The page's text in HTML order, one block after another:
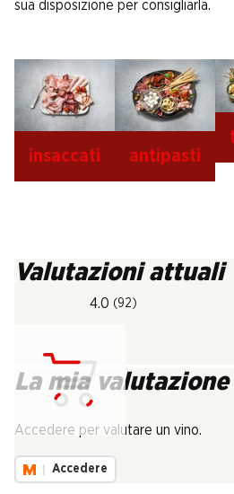
sua disposizione per consigliarla.
insaccati antipasti
Valutazioni attuali
4.0 (92)
La mia valutazione
Accedere per valutare un vino.
Accedere